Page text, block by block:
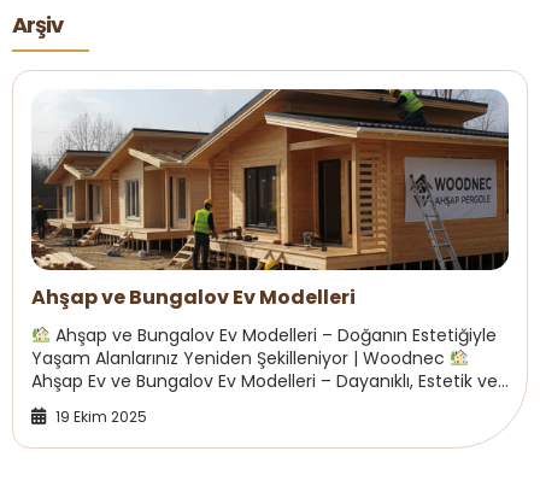
Arşiv
Ahşap ve Bungalov Ev Modelleri
Ahşap ve Bungalov Ev Modelleri – Doğanın Estetiğiyle
Yaşam Alanlarınız Yeniden Şekilleniyor | Woodnec
Ahşap Ev ve Bungalov Ev Modelleri – Dayanıklı, Estetik ve
İzolasyonlu Prefabrik Ahşap Yapılar ...
19 Ekim 2025